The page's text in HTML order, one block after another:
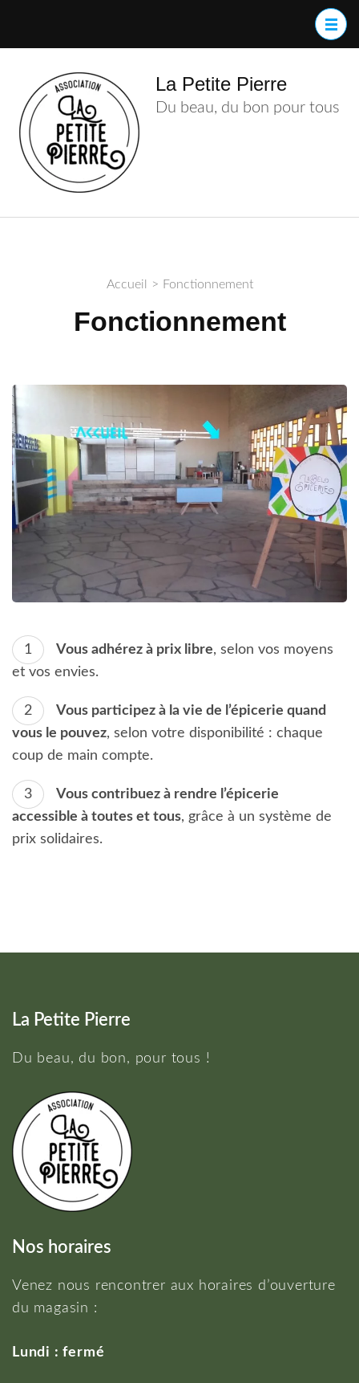
(Pressez
Entrée)
La Petite Pierre
Du beau, du bon pour tous
Accueil > Fonctionnement
Fonctionnement
Vous adhérez à prix libre, selon vos moyens
et vos envies.
Vous participez à la vie de l’épicerie quand
vous le pouvez, selon votre disponibilité : chaque
coup de main compte.
Vous contribuez à rendre l’épicerie
accessible à toutes et tous, grâce à un système de
prix solidaires.
La Petite Pierre
Du beau, du bon, pour tous !
Nos horaires
Venez nous rencontrer aux horaires d’ouverture
du magasin :
Lundi : fermé